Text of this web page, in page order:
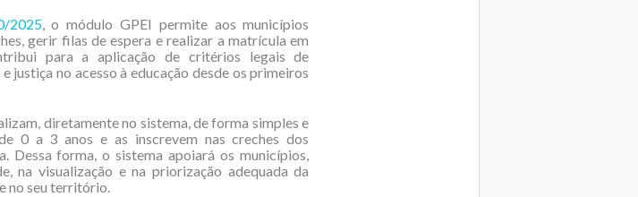
2025, o módulo GPEI permite aos municípios
gerir filas de espera e realizar a matrícula em
para a aplicação de critérios legais de
justiça no acesso à educação desde os primeiros
diretamente no sistema, de forma simples e
0 a 3 anos e as inscrevem nas creches dos
Dessa forma, o sistema apoiará os municípios,
na visualização e na priorização adequada da
no seu território.